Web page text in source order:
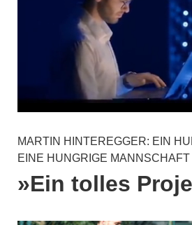
MARTIN HINTEREGGER: EIN
EINE HUNGRIGE MANNSCHAFT
»Ein tolles